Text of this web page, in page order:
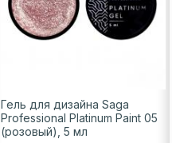
Гель для дизайна Saga
Professional Platinum Paint 05
(розовый), 5 мл